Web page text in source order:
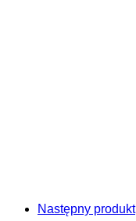
Następny produkt